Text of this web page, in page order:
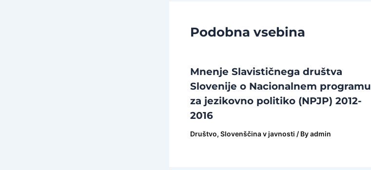
Podobna vsebina
Mnenje Slavističnega društva
Slovenije o Nacionalnem programu
za jezikovno politiko (NPJP) 2012-
2016
Društvo, Slovenščina v javnosti / Byadmin